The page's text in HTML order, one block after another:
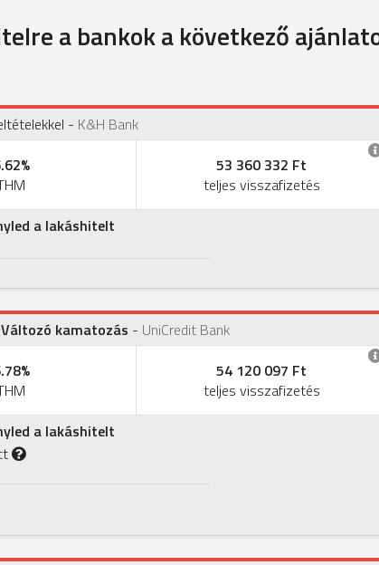
a bankok a következő
- K&H Bank
53 360 332 Ft
teljes visszafizetés
a lakáshitelt
kamatozás - UniCredit Bank
54 120 097 Ft
teljes visszafizetés
a lakáshitelt